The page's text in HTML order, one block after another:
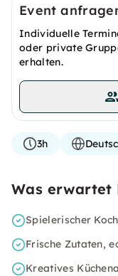
Event
Individuelle
oder private
erhalten.
3h
Was erwartet
Spielerischer
Frische Zutaten,
Kreatives